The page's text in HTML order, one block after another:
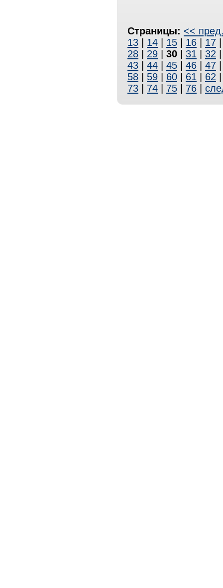
Страницы: <<
13
14 15 16 17
28
29 30 31 32
43
44 45 46 47
58
59 60 61 62
73
74 75 76